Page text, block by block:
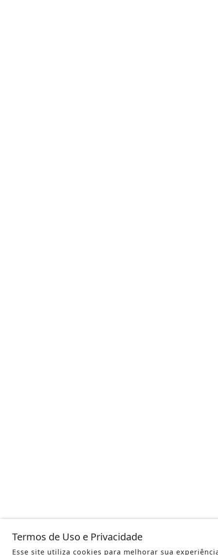
Termos de Uso e Privacidade
Esse site utiliza cookies para melhorar sua